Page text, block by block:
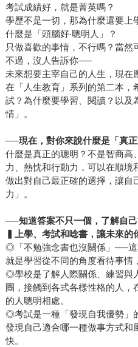
考試成績好，就是菁英嗎？
學歷不是一切，那為什麼還要上
什麼是「頭腦好‧聰明人」？
只做喜歡的事情，不行嗎？當然
不過，沒人告訴你──
未來想要主宰自己的人生，現在
在「人生教育」系列的第二本，
試？為什麼要學習、閱讀？以及
情」。
──現在，對你來說什麼是「真
什麼是真正的聰明？不是智商高
力、熱忱和行動力，可以在順境
做出對自己最正確的選擇，讓自
力」。
──知道答案不只一個，了解自
▍上學、考試和唸書，讓未來的
◎「不勉強念書也沒關係」──這
就是學習從不同的角度看待事情
◎學校是了解人際關係、練習與
團，接觸到各式各樣性格的人
的人聰明相處。
◎考試是一種「發現自我優勢」
發現自己適合哪一種做事方式和
快。